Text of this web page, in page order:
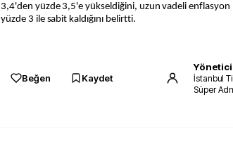
3,4'den yüzde 3,5'e yükseldiğini, uzun vadeli enflasyon
yüzde 3 ile sabit kaldığını belirtti.
Beğen Kaydet
Yönetici
İstanbul
Süper